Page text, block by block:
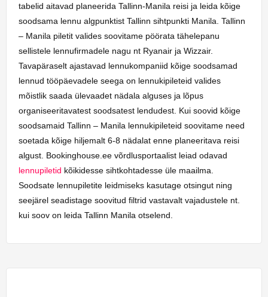
tabelid aitavad planeerida Tallinn-Manila reisi ja leida kõige
soodsama lennu algpunktist Tallinn sihtpunkti Manila. Tallinn
– Manila piletit valides soovitame pöörata tähelepanu
sellistele lennufirmadele nagu nt Ryanair ja Wizzair.
Tavapäraselt ajastavad lennukompaniid kõige soodsamad
lennud tööpäevadele seega on lennukipileteid valides
mõistlik saada ülevaadet nädala alguses ja lõpus
organiseeritavatest soodsatest lendudest. Kui soovid kõige
soodsamaid Tallinn – Manila lennukipileteid soovitame need
soetada kõige hiljemalt 6-8 nädalat enne planeeritava reisi
algust. Bookinghouse.ee võrdlusportaalist leiad odavad
lennupiletid kõikidesse sihtkohtadesse üle maailma.
Soodsate lennupiletite leidmiseks kasutage otsingut ning
seejärel seadistage soovitud filtrid vastavalt vajadustele nt.
kui soov on leida Tallinn Manila otselend.